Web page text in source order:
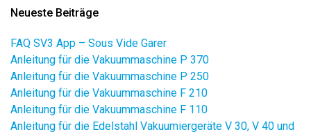
Neueste Beiträge
FAQ SV3 App – Sous Vide Garer
Anleitung für die Vakuummaschine P 370
Anleitung für die Vakuummaschine P 250
Anleitung für die Vakuummaschine F 210
Anleitung für die Vakuummaschine F 110
Anleitung für die Edelstahl Vakuumiergeräte V 30, V 40 und